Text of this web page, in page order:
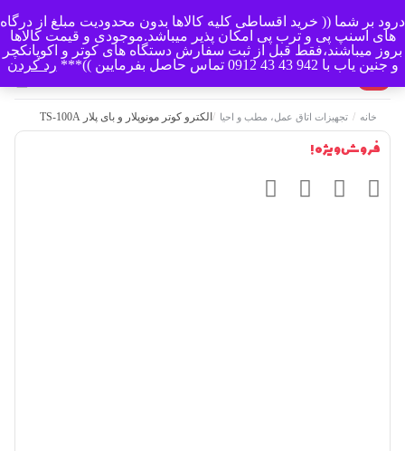
منو
0
خانه / تجهیزات اتاق عمل، مطب و احیا /الکترو کوتر مونوپلار و بای پلار TS-100A
فروش ویژه !
درود بر شما (( خرید اقساطی کلیه کالاها بدون محدودیت مبلغ از درگاه
های اسنپ پی و ترب پی امکان پذیر میباشد.موجودی و قیمت کالاها
بروز میباشند،فقط قبل از ثبت سفارش دستگاه های کوتر و اکوپانکچر
و جنین یاب با 942 43 43 0912 تماس حاصل بفرمایین ))***
رد کردن